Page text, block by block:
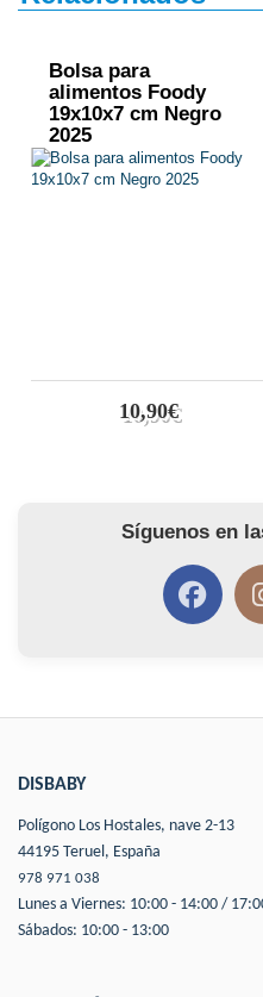
Bolsa para
alimentos Foody
19x10x7 cm Negro
2025
10,90€
Síguenos en
DISBABY
Polígono Los Hostales, nave 2-13
44195 Teruel, España
978 971 038
Lunes a Viernes: 10:00 - 14:00 /
Sábados: 10:00 - 13:00